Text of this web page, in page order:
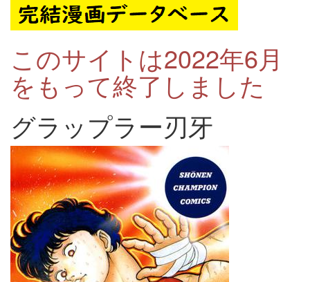
このサイトは2022年6月
をもって終了しました
グラップラー刃牙